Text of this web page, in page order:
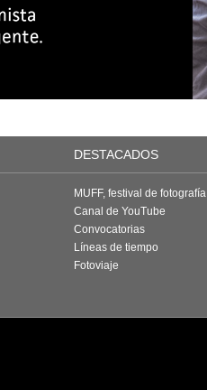
DESTACADOS
MUFF, festival de fotografía
Canal de YouTube
Convocatorias
Líneas de tiempo
Fotoviaje